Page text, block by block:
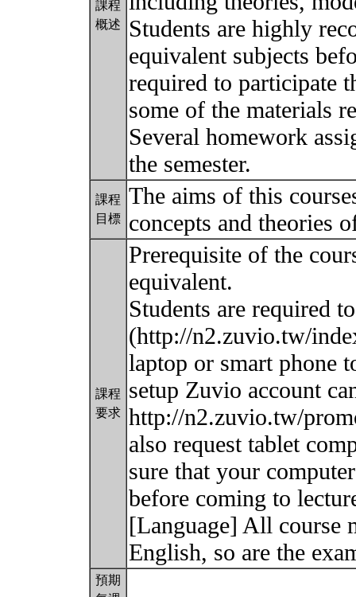
課程
概述
Students are highly
equivalent subjects
required to participate
some of the materials
Several homework
the semester.
課程
目標
The aims of this
concepts and theories
課程
要求
Prerequisite of the
equivalent.
Students are required
(http://n2.zuvio.tw/
laptop or smart phone
setup Zuvio account
http://n2.zuvio.tw/
also request tablet
sure that your
before coming to
[Language] All course
English, so are the
預期